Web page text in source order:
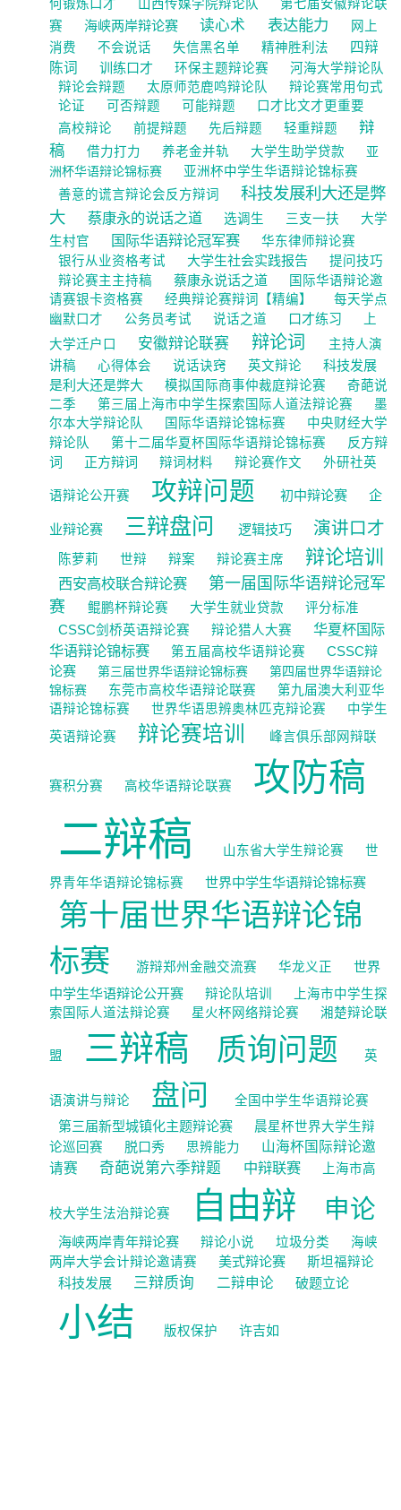
何锻炼口才 山西传媒学院辩论队
第七届安徽辩论联
赛
海峡两岸辩论赛 读心术 表达能力
网上
消费
不会说话 失信黑名单 精神胜利法
四辩
陈词
训练口才 环保主题辩论赛
河海大学辩论队
辩论会辩题
太原师范鹿鸣辩论队
辩论赛常用句式
论证
可否辩题 可能辩题
口才比文才更重要
高校辩论
前提辩题 先后辩题 轻重辩题
辩
稿
借力打力 养老金并轨 大学生助学贷款
亚
洲杯华语辩论锦标赛
亚洲杯中学生华语辩论锦标赛
善意的谎言辩论会反方辩词
科技发展利大还是弊
大
蔡康永的说话之道 选调生 三支一扶
大学
生村官
国际华语辩论冠军赛
华东律师辩论赛
银行从业资格考试
大学生社会实践报告
提问技巧
辩论赛主主持稿
蔡康永说话之道
国际华语辩论邀
请赛银卡资格赛
经典辩论赛辩词【精编】
每天学点
幽默口才
公务员考试 说话之道 口才练习
上
大学迁户口
安徽辩论联赛 辩论词
主持人演
讲稿
心得体会 说话诀窍 英文辩论
科技发展
是利大还是弊大
模拟国际商事仲裁庭辩论赛
奇葩说
二季
第三届上海市中学生探索国际人道法辩论赛
墨
尔本大学辩论队
国际华语辩论锦标赛
中央财经大学
辩论队
第十二届华夏杯国际华语辩论锦标赛
反方辩
词
正方辩词 辩词材料 辩论赛作文 外研社英
语辩论公开赛 攻辩问题 初中辩论赛 企
业辩论赛 三辩盘问 逻辑技巧 演讲口才
陈萝莉 世辩 辩案 辩论赛主席 辩论培训
西安高校联合辩论赛
第一届国际华语辩论冠军
赛
鲲鹏杯辩论赛 大学生就业贷款
评分标准
CSSC剑桥英语辩论赛
辩论猎人大赛
华夏杯国际
华语辩论锦标赛
第五届高校华语辩论赛
CSSC辩
论赛
第三届世界华语辩论锦标赛
第四届世界华语辩论
锦标赛
东莞市高校华语辩论联赛
第九届澳大利亚华
语辩论锦标赛
世界华语思辨奥林匹克辩论赛
中学生
英语辩论赛
辩论赛培训 峰言俱乐部网辩联
赛积分赛 高校华语辩论联赛 攻防稿
二辩稿 山东省大学生辩论赛 世
界青年华语辩论锦标赛 世界中学生华语辩论锦标赛
第十届世界华语辩论锦
标赛
游辩郑州金融交流赛 华龙义正
世界
中学生华语辩论公开赛
辩论队培训
上海市中学生探
索国际人道法辩论赛
星火杯网络辩论赛 湘楚辩论联
盟 三辩稿 质询问题 英
语演讲与辩论 盘问 全国中学生华语辩论赛
第三届新型城镇化主题辩论赛
晨星杯世界大学生辩
论巡回赛
脱口秀 思辨能力
山海杯国际辩论邀
请赛
奇葩说第六季辩题 中辩联赛 上海市高
校大学生法治辩论赛 自由辩 申论
海峡两岸青年辩论赛 辩论小说 垃圾分类
海峡
两岸大学会计辩论邀请赛
美式辩论赛 斯坦福辩论
科技发展 三辩质询 二辩申论 破题立论
小结 版权保护 许吉如